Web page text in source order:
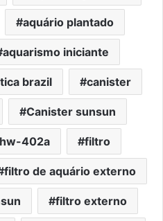
aquário plantado
aquarismo iniciante
brazil canister
Canister sunsun
402a filtro
filtro de aquário externo
filtro externo